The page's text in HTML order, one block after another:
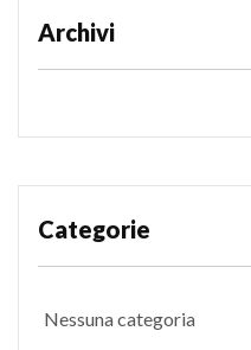
Archivi
Categorie
Nessuna categoria